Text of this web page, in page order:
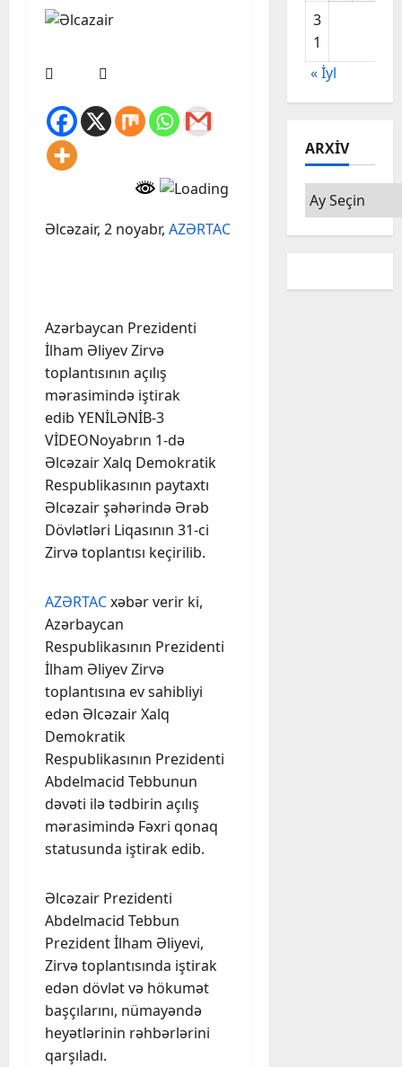
Əlcəzair, 2 noyabr, AZƏRTAC
Azərbaycan Prezidenti
İlham Əliyev Zirvə
toplantısının açılış
mərasimində iştirak
edib YENİLƏNİB-3
VİDEONoyabrın 1-də
Əlcəzair Xalq Demokratik
Respublikasının paytaxtı
Əlcəzair şəhərində Ərəb
Dövlətləri Liqasının 31-ci
Zirvə toplantısı keçirilib.
AZƏRTACxəbər verir ki,
Azərbaycan
Respublikasının Prezidenti
İlham Əliyev Zirvə
toplantısına ev sahibliyi
edən Əlcəzair Xalq
Demokratik
Respublikasının Prezidenti
Abdelmacid Tebbunun
dəvəti ilə tədbirin açılış
mərasimində Fəxri qonaq
statusunda iştirak edib.
Əlcəzair Prezidenti
Abdelmacid Tebbun
Prezident İlham Əliyevi,
Zirvə toplantısında iştirak
edən dövlət və hökumət
başçılarını, nümayəndə
heyətlərinin rəhbərlərini
qarşıladı.
3
1
« İyl
ARXIV
Arxiv